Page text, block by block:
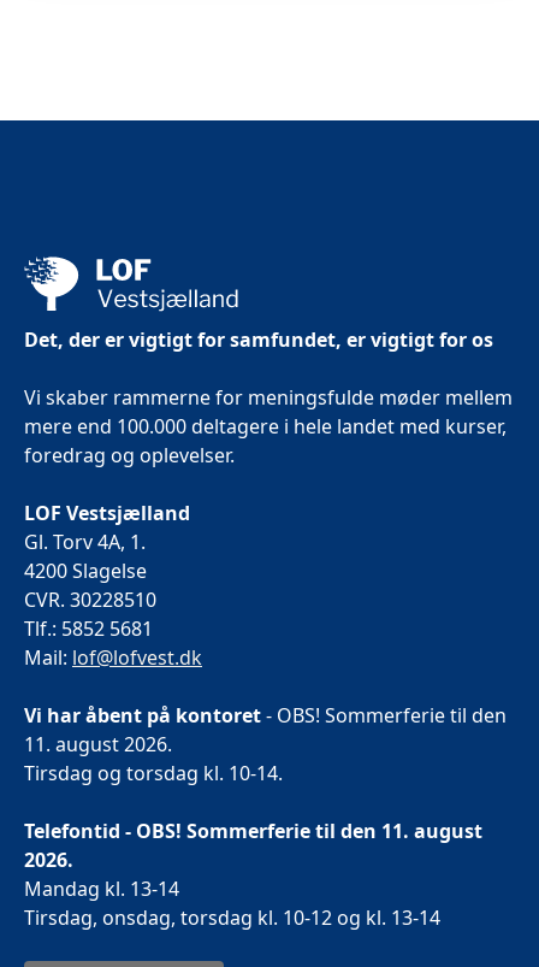
Det, der er vigtigt for samfundet, er vigtigt for os
Vi skaber rammerne for meningsfulde møder mellem
mere end 100.000 deltagere i hele landet med kurser,
foredrag og oplevelser.
LOF Vestsjælland
Gl. Torv 4A, 1.
4200 Slagelse
CVR. 30228510
Tlf.: 5852 5681
Mail: lof@lofvest.dk
Vi har åbent på kontoret- OBS! Sommerferie til den
11. august 2026.
Tirsdag og torsdag kl. 10-14.
Telefontid - OBS! Sommerferie til den 11. august
2026.
Mandag kl. 13-14
Tirsdag, onsdag, torsdag kl. 10-12 og kl. 13-14